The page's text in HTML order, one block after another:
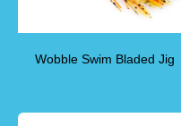
Wobble Swim Bladed Jig